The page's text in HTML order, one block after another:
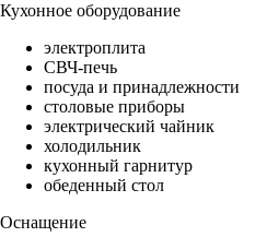
Кухонное оборудование
электроплита
СВЧ-печь
посуда и принадлежности
столовые приборы
электрический чайник
холодильник
кухонный гарнитур
обеденный стол
Оснащение